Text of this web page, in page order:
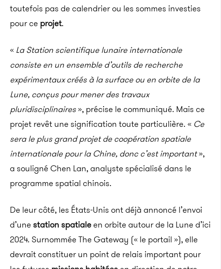
toutefois pas de calendrier ou les sommes investies
pour ce projet.
« La Station scientifique lunaire internationale
consiste en un ensemble d’outils de recherche
expérimentaux créés à la surface ou en orbite de la
Lune, conçus pour mener des travaux
pluridisciplinaires», précise le communiqué. Mais ce
projet revêt une signification toute particulière. « Ce
sera le plus grand projet de coopération spatiale
internationale pour la Chine, donc c’est important»,
a souligné Chen Lan, analyste spécialisé dans le
programme spatial chinois.
De leur côté, les États-Unis ont déjà annoncé l’envoi
d’une station spatialeen orbite autour de la Lune d’ici
2024. Surnommée The Gateway (« le portail »), elle
devrait constituer un point de relais important pour